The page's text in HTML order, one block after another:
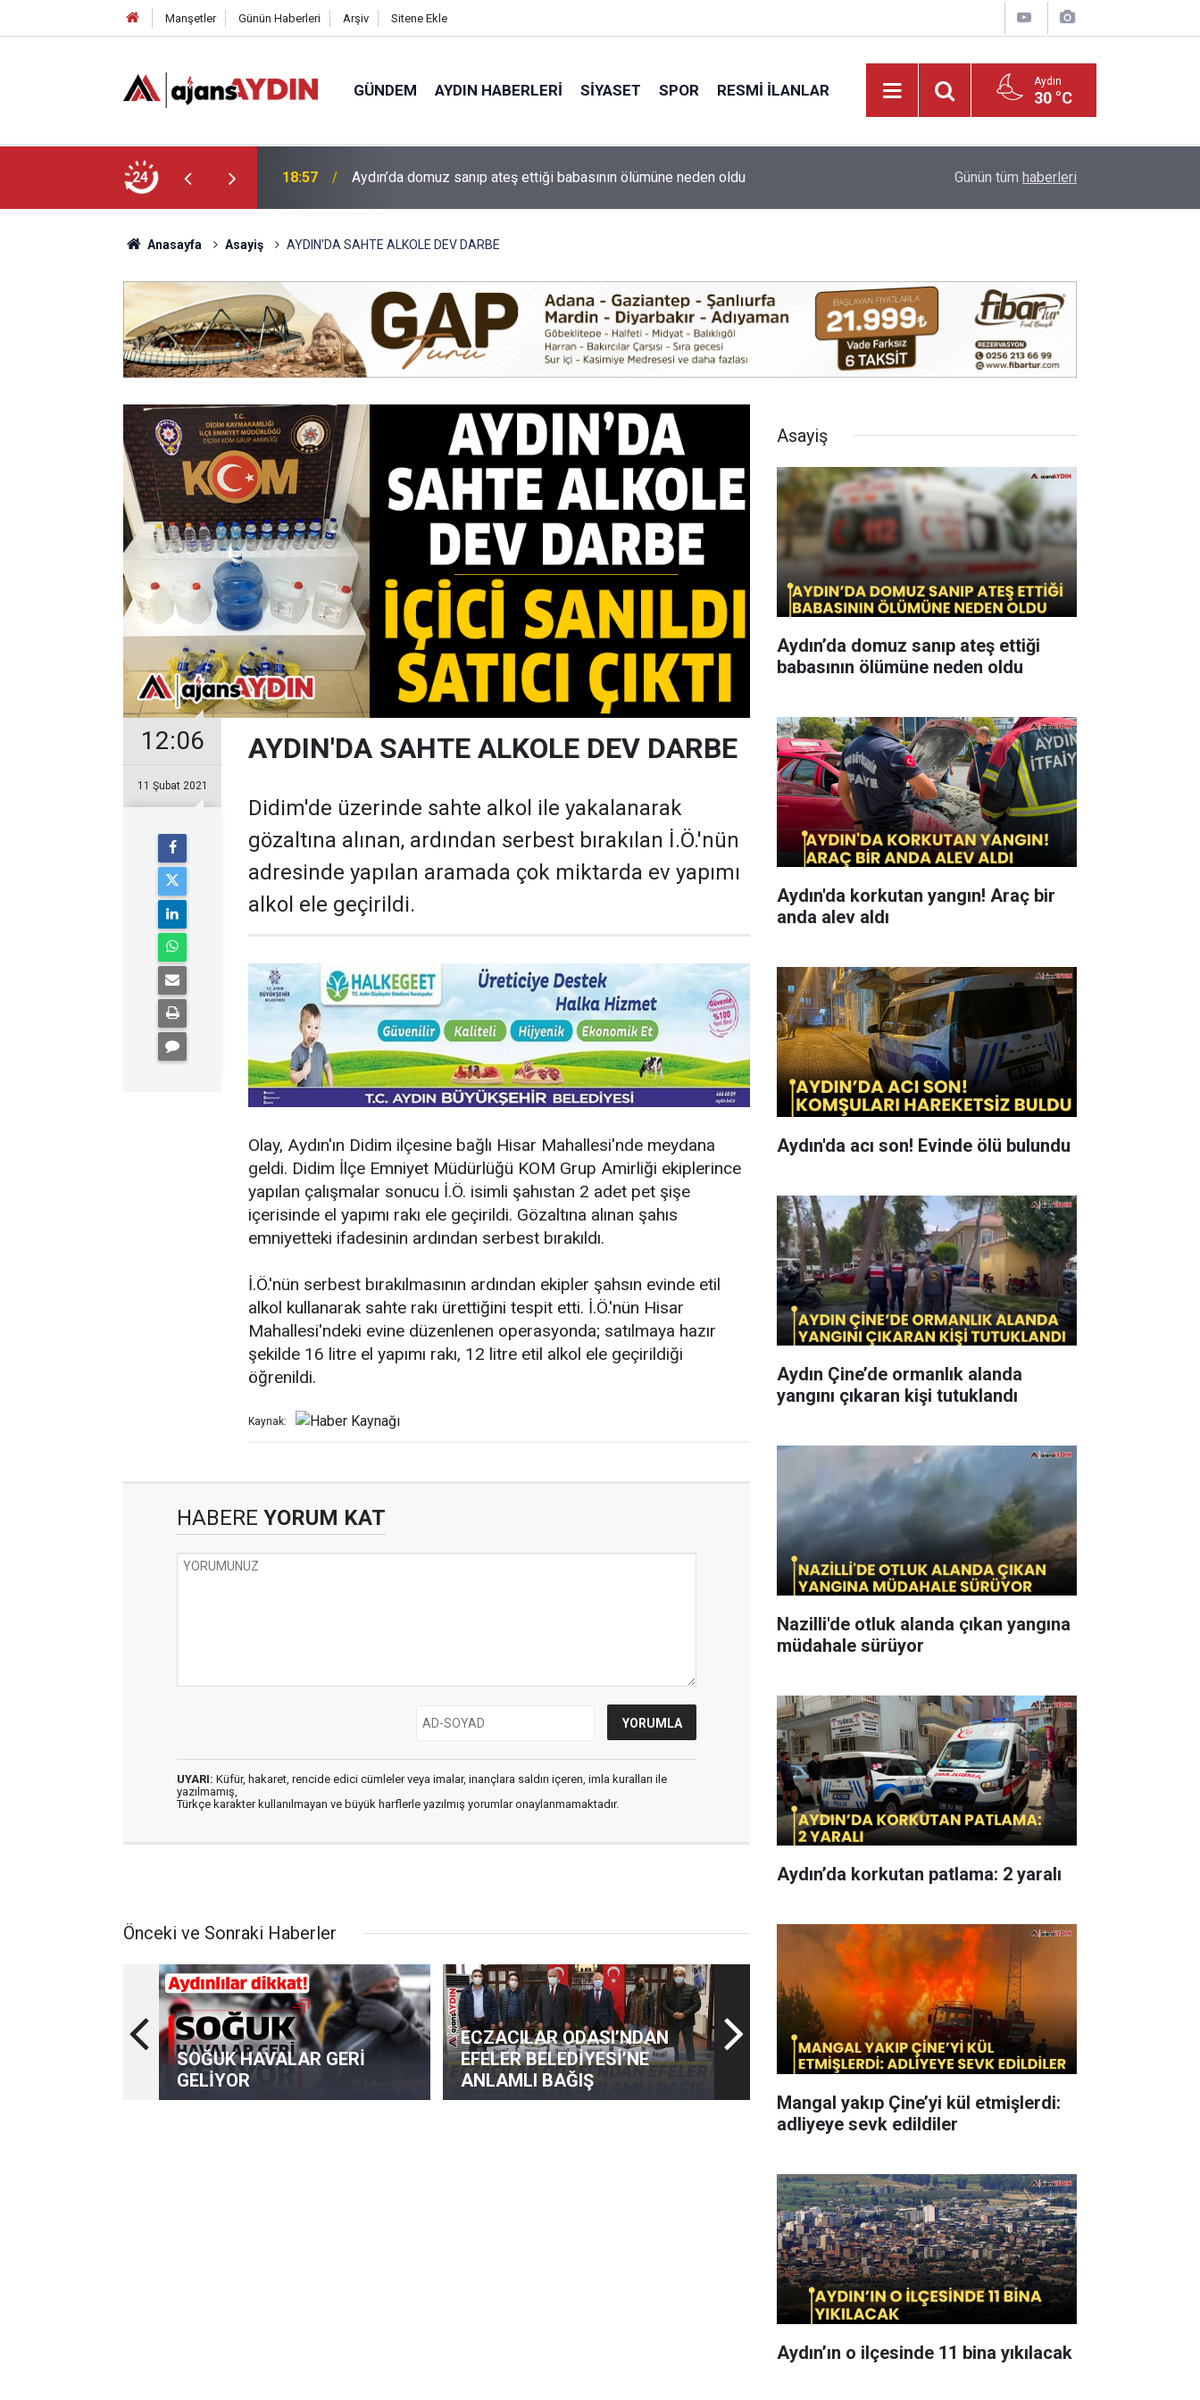
Manşetler Günün Haberleri Arşiv Sitene Ekle
GÜNDEM AYDIN HABERLERI SIYASET SPOR RESMI İLANLAR Aydın
30 °C
24 18:13 Yeni Parti'nin Aydın kurucu yönetimi belli oldu Vali Varol, Adalet Bakan Yardımcısı Can Tuncay'ı
Günün tüm haberleri
Anasayfa Asayiş AYDIN'DA SAHTE ALKOLE DEV DARBE
12:06
11 Şubat 2021
AYDIN'DA SAHTE ALKOLE DEV DARBE
Didim'de üzerinde sahte alkol ile yakalanarak
gözaltına alınan, ardından serbest bırakılan İ.Ö.'nün
adresinde yapılan aramada çok miktarda ev yapımı
alkol ele geçirildi.
Olay, Aydın'ın Didim ilçesine bağlı Hisar Mahallesi'nde meydana
geldi. Didim İlçe Emniyet Müdürlüğü KOM Grup Amirliği ekiplerince
yapılan çalışmalar sonucu İ.Ö. isimli şahıstan 2 adet pet şişe
içerisinde el yapımı rakı ele geçirildi. Gözaltına alınan şahıs
emniyetteki ifadesinin ardından serbest bırakıldı.
İ.Ö.'nün serbest bırakılmasının ardından ekipler şahsın evinde etil
alkol kullanarak sahte rakı ürettiğini tespit etti. İ.Ö.'nün Hisar
Mahallesi'ndeki evine düzenlenen operasyonda; satılmaya hazır
şekilde 16 litre el yapımı rakı, 12 litre etil alkol ele geçirildiği
öğrenildi.
Kaynak:
HABERE YORUM KAT
UYARI: Küfür, hakaret, rencide edici cümleler veya imalar, inançlara saldırı içeren, imla kuralları ile
yazılmamış,
Türkçe karakter kullanılmayan ve büyük harflerle yazılmış yorumlar onaylanmamaktadır.
Önceki ve Sonraki Haberler
SOĞUK HAVALAR GERİ
GELİYOR
ECZACILAR ODASI’NDAN
EFELER BELEDİYESİ’NE
ANLAMLI BAĞIŞ
Asayiş
Aydın’da domuz sanıp ateş ettiği
babasının ölümüne neden oldu
Aydın'da korkutan yangın! Araç bir
anda alev aldı
Aydın'da acı son! Evinde ölü bulundu
Aydın Çine’de ormanlık alanda
yangını çıkaran kişi tutuklandı
Nazilli'de otluk alanda çıkan yangına
müdahale sürüyor
Aydın’da korkutan patlama: 2 yaralı
Mangal yakıp Çine’yi kül etmişlerdi:
adliyeye sevk edildiler
Aydın’ın o ilçesinde 11 bina yıkılacak